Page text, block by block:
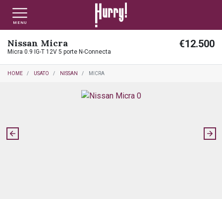
MENU
Nissan Micra
Micra 0.9 IG-T 12V 5 porte N-Connecta
€12.500
HOME USATO NISSAN MICRA
NLT PRIVATI
NLT USATO PRIVATI
NLT NUOVO